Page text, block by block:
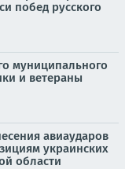
побед русского
муниципального
и ветераны
авиаударов
украинских
области